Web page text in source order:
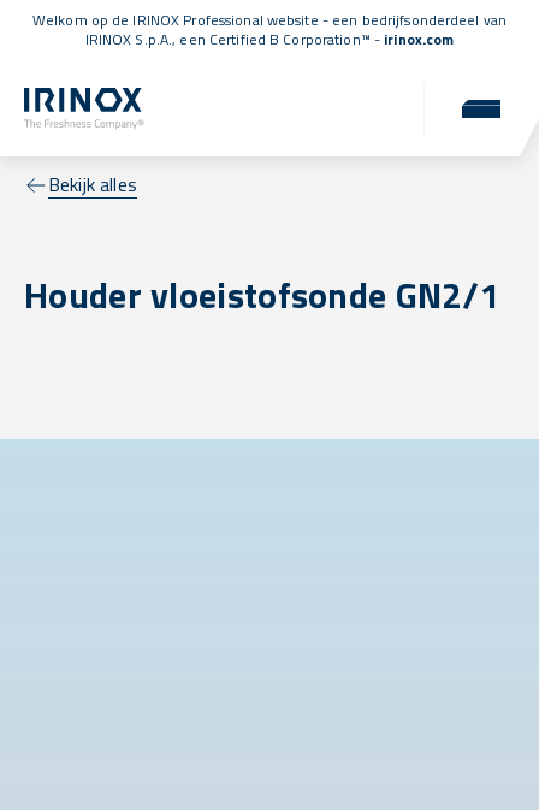
Welkom op de IRINOX Professional website - een bedrijfsonderdeel van
IRINOX S.p.A., een Certified B Corporation™ - irinox.com
Bekijk alles
Houder vloeistofsonde GN2/1